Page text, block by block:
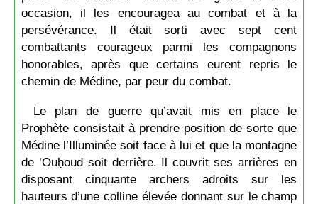
occasion, il les encouragea au combat et à la
persévérance. Il était sorti avec sept cent
combattants courageux parmi les compagnons
honorables, après que certains eurent repris le
chemin de Médine, par peur du combat.
Le plan de guerre qu’avait mis en place le
Prophète consistait à prendre position de sorte que
Médine l’Illuminée soit face à lui et que la montagne
de ’Ouḥoud soit derrière. Il couvrit ses arrières en
disposant cinquante archers adroits sur les
hauteurs d’une colline élevée donnant sur le champ